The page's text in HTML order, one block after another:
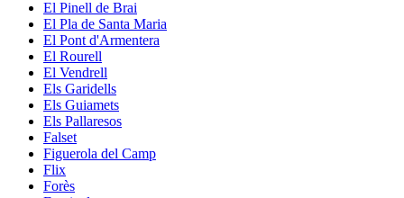
El Pinell de Brai
El Pla de Santa Maria
El Pont d'Armentera
El Rourell
El Vendrell
Els Garidells
Els Guiamets
Els Pallaresos
Falset
Figuerola del Camp
Flix
Forès